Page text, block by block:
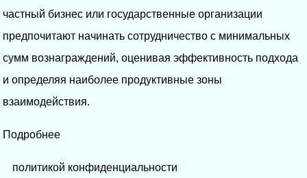
частный бизнес или государственные организации
предпочитают начинать сотрудничество с минимальных
сумм вознаграждений, оценивая эффективность подхода
и определяя наиболее продуктивные зоны
взаимодействия.
Подробнее
политикой конфиденциальности